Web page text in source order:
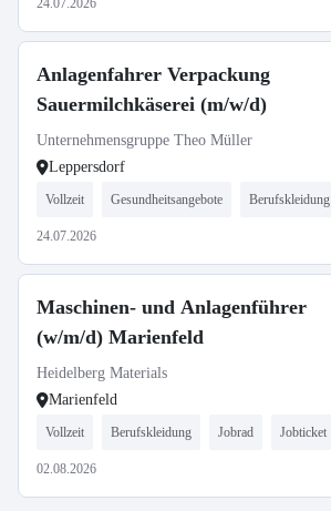
24.07.2026
Anlagenfahrer Verpackung
Sauermilchkäserei (m/w/d)
Unternehmensgruppe Theo Müller
Leppersdorf
Vollzeit Gesundheitsangebote Berufskleidung
24.07.2026
Maschinen- und Anlagenführer
(w/m/d) Marienfeld
Heidelberg Materials
Marienfeld
Vollzeit Berufskleidung Jobrad Jobticket
02.08.2026